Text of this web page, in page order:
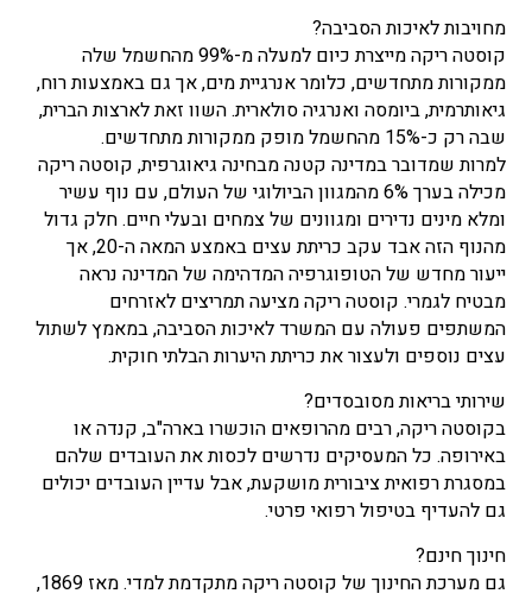
מחויבות לאיכות הסביבה?
קוסטה ריקה מייצרת כיום למעלה מ-99% מהחשמל שלה
ממקורות מתחדשים, כלומר אנרגיית מים, אך גם באמצעות רוח,
גיאותרמית, ביומסה ואנרגיה סולארית. השוו זאת לארצות הברית,
שבה רק כ-15% מהחשמל מופק ממקורות מתחדשים.
למרות שמדובר במדינה קטנה מבחינה גיאוגרפית, קוסטה ריקה
מכילה בערך 6% מהמגוון הביולוגי של העולם, עם נוף עשיר
ומלא מינים נדירים ומגוונים של צמחים ובעלי חיים. חלק גדול
מהנוף הזה אבד עקב כריתת עצים באמצע המאה ה-20, אך
ייעור מחדש של הטופוגרפיה המדהימה של המדינה נראה
מבטיח לגמרי. קוסטה ריקה מציעה תמריצים לאזרחים
המשתפים פעולה עם המשרד לאיכות הסביבה, במאמץ לשתול
עצים נוספים ולעצור את כריתת היערות הבלתי חוקית.
שירותי בריאות מסובסדים?
בקוסטה ריקה, רבים מהרופאים הוכשרו בארה"ב, קנדה או
באירופה. כל המעסיקים נדרשים לכסות את העובדים שלהם
במסגרת רפואית ציבורית מושקעת, אבל עדיין העובדים יכולים
גם להעדיף בטיפול רפואי פרטי.
חינוך חינם?
גם מערכת החינוך של קוסטה ריקה מתקדמת למדי. מאז 1869,